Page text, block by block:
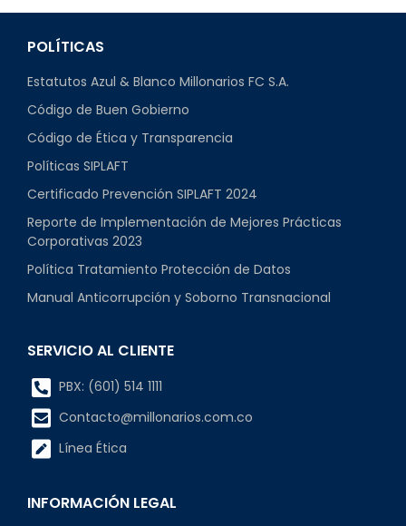
POLÍTICAS
Estatutos Azul & Blanco Millonarios FC S.A.
Código de Buen Gobierno
Código de Ética y Transparencia
Políticas SIPLAFT
Certificado Prevención SIPLAFT 2024
Reporte de Implementación de Mejores Prácticas
Corporativas 2023
Política Tratamiento Protección de Datos
Manual Anticorrupción y Soborno Transnacional
SERVICIO AL CLIENTE
PBX: (601) 514 1111
Contacto@millonarios.com.co
Línea Ética
INFORMACIÓN LEGAL